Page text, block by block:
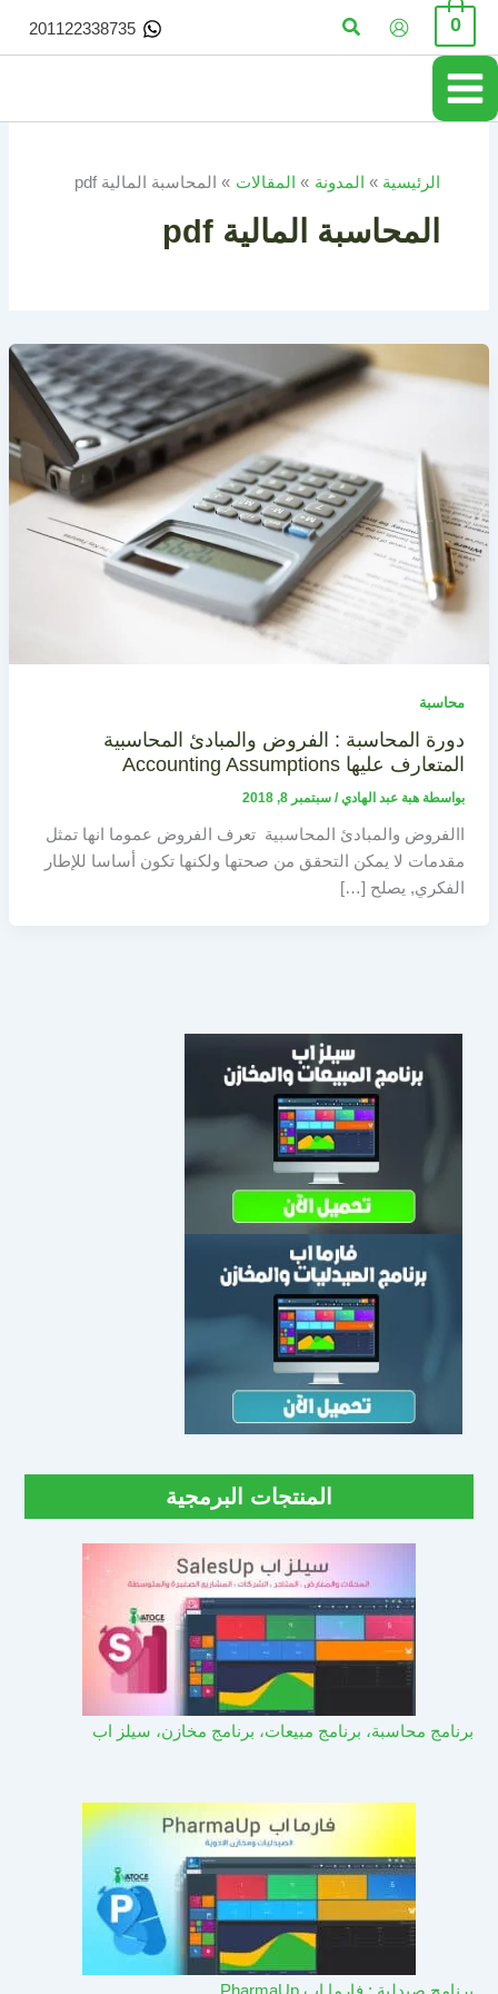
تخطي
المحتوى
0 البحث 201122338735
الرئيسية المدونة المقالات المحاسبة المالية pdf
المحاسبة المالية pdf
محاسبة
دورة المحاسبة : الفروض والمبادئ المحاسبية
المتعارف عليها Accounting Assumptions
بواسطة هبة عبد الهادي/ سبتمبر 8, 2018
االفروض والمبادئ المحاسبية تعرف الفروض عموما انها تمثل
مقدمات لا يمكن التحقق من صحتها ولكنها تكون أساسا للإطار
الفكري, يصلح […]
المنتجات البرمجية
برنامج محاسبة، برنامج مبيعات، برنامج مخازن، سيلز اب